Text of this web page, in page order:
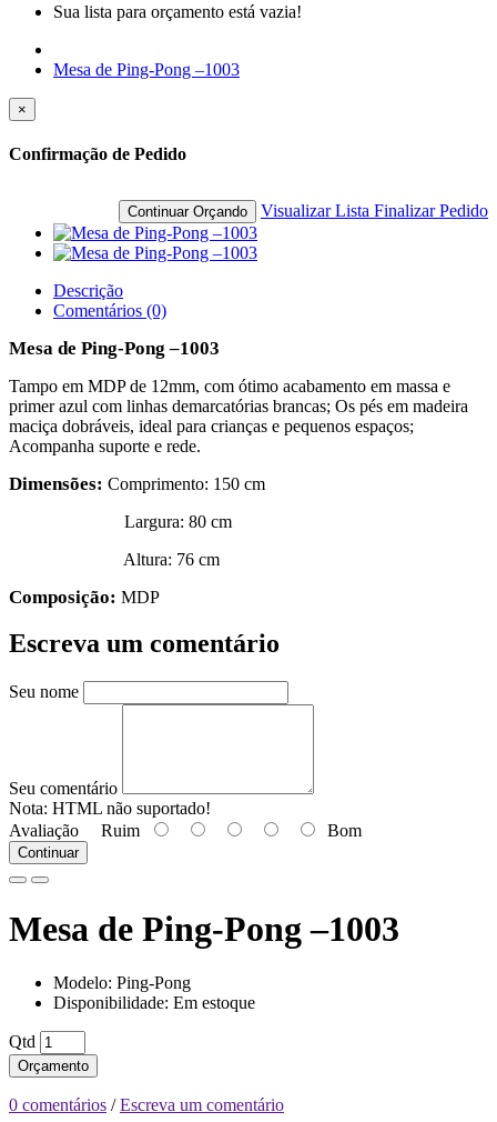
Sua lista para orçamento está vazia!
Mesa de Ping-Pong –1003
×
Confirmação de Pedido
Continuar Orçando Visualizar Lista Finalizar Pedido
Descrição
Comentários (0)
Mesa de Ping-Pong –1003
Tampo em MDP de 12mm, com ótimo acabamento em massa e
primer azul com linhas demarcatórias brancas; Os pés em madeira
maciça dobráveis, ideal para crianças e pequenos espaços;
Acompanha suporte e rede.
Dimensões: Comprimento: 150 cm
Largura: 80 cm
Altura: 76 cm
Composição: MDP
Escreva um comentário
Seu nome
Seu comentário
Nota: HTML não suportado!
Avaliação Ruim Bom
Continuar
Mesa de Ping-Pong –1003
Modelo: Ping-Pong
Disponibilidade: Em estoque
Qtd
Orçamento
0 comentários /Escreva um comentário